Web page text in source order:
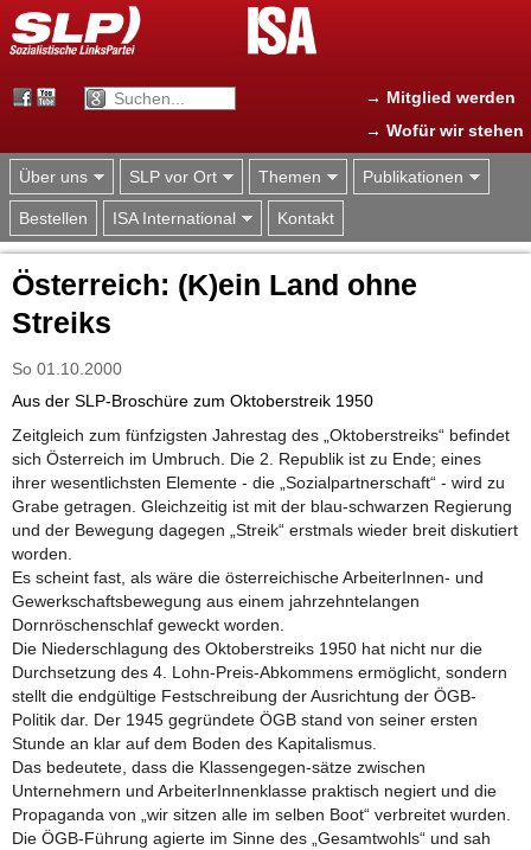
Jump to navigation
→ Mitglied werden
→ Wofür wir stehen
Über uns SLP vor Ort Themen Publikationen
Bestellen ISA International Kontakt
Österreich: (K)ein Land ohne
Streiks
So 01.10.2000
Aus der SLP-Broschüre zum Oktoberstreik 1950
Zeitgleich zum fünfzigsten Jahrestag des „Oktoberstreiks“ befindet
sich Österreich im Umbruch. Die 2. Republik ist zu Ende; eines
ihrer wesentlichsten Elemente - die „Sozialpartnerschaft“ - wird zu
Grabe getragen. Gleichzeitig ist mit der blau-schwarzen Regierung
und der Bewegung dagegen „Streik“ erstmals wieder breit diskutiert
worden.
Es scheint fast, als wäre die österreichische ArbeiterInnen- und
Gewerkschaftsbewegung aus einem jahrzehntelangen
Dornröschenschlaf geweckt worden.
Die Niederschlagung des Oktoberstreiks 1950 hat nicht nur die
Durchsetzung des 4. Lohn-Preis-Abkommens ermöglicht, sondern
stellt die endgültige Festschreibung der Ausrichtung der ÖGB-
Politik dar. Der 1945 gegründete ÖGB stand von seiner ersten
Stunde an klar auf dem Boden des Kapitalismus.
Das bedeutete, dass die Klassengegen-sätze zwischen
Unternehmern und ArbeiterInnenklasse praktisch negiert und die
Propaganda von „wir sitzen alle im selben Boot“ verbreitet wurden.
Die ÖGB-Führung agierte im Sinne des „Gesamtwohls“ und sah